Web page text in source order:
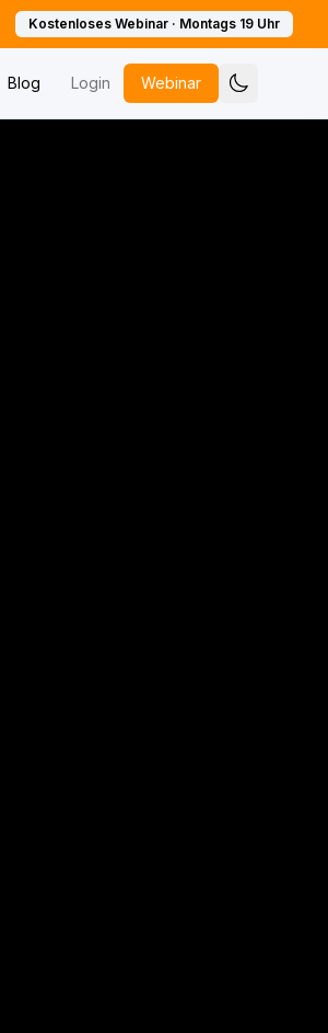
Kostenloses Webinar · Montags 19 Uhr
Blog Login Webinar